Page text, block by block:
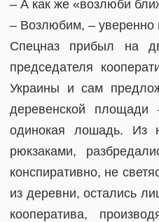
– А как же «возлюби
– Возлюбим, – уверенно
Спецназ прибыл на
председателя
Украины и сам
деревенской площади
одинокая лошадь. Из
рюкзаками,
конспиративно, не
из деревни, остались
кооператива,